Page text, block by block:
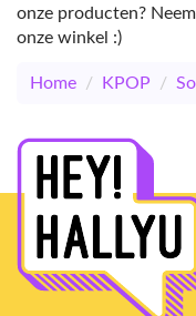
onze producten? Neem
onze winkel :)
Home / KPOP /